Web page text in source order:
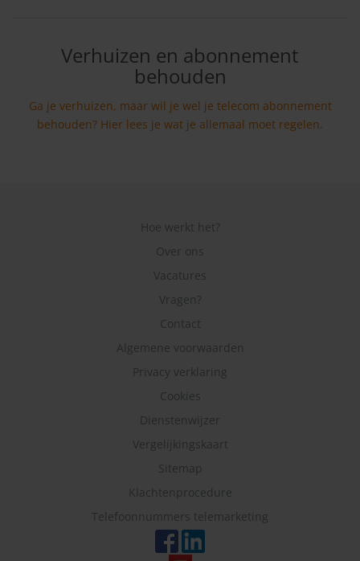
Verhuizen en abonnement
behouden
Ga je verhuizen, maar wil je wel je telecom abonnement
behouden? Hier lees je wat je allemaal moet regelen.
Hoe werkt het?
Over ons
Vacatures
Vragen?
Contact
Algemene voorwaarden
Privacy verklaring
Cookies
Dienstenwijzer
Vergelijkingskaart
Sitemap
Klachtenprocedure
Telefoonnummers telemarketing